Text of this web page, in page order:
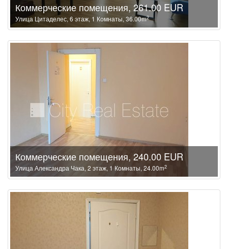
Коммерческие помещения, 261.00 EUR
Улица Цитаделес, 6 этаж, 1 Комнаты, 36.00m2
Коммерческие помещения, 240.00 EUR
Улица Александра Чака, 2 этаж, 1 Комнаты, 24.00m2